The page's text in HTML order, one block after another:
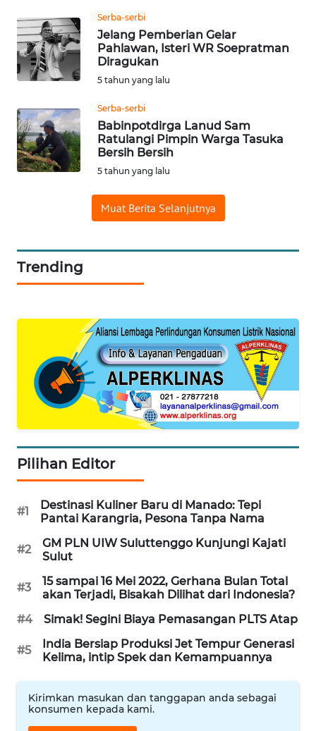
Serba-serbi
Jelang Pemberian Gelar
Pahlawan, Isteri WR Soepratman
Diragukan
5 tahun yang lalu
Serba-serbi
Babinpotdirga Lanud Sam
Ratulangi Pimpin Warga Tasuka
Bersih Bersih
5 tahun yang lalu
Muat Berita Selanjutnya
Trending
Pilihan Editor
#1
Destinasi Kuliner Baru di Manado: Tepi
Pantai Karangria, Pesona Tanpa Nama
#2
GM PLN UIW Suluttenggo Kunjungi Kajati
Sulut
#3
15 sampai 16 Mei 2022, Gerhana Bulan Total
akan Terjadi, Bisakah Dilihat dari Indonesia?
#4
Simak! Segini Biaya Pemasangan PLTS Atap
#5
India Bersiap Produksi Jet Tempur Generasi
Kelima, intip Spek dan Kemampuannya
Kirimkan masukan dan tanggapan anda sebagai
konsumen kepada kami.
WN
KARO
WN
WN
LABUHANBATU
WN DELI
SERDANG
TEBING
WN
PAKPAK
WN
BOGOR
WN
DEPOK
TAPANULI
UTARA
WN
SAMOSIR